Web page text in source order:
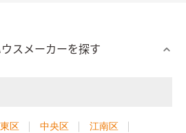
スメーカーを探す
東区 中央区
江南区